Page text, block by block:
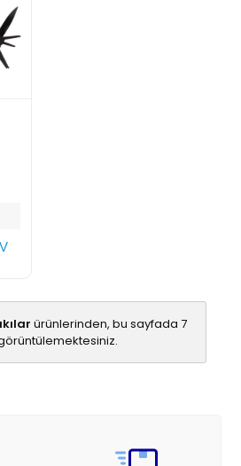
ürünlerinden, bu sayfada 7